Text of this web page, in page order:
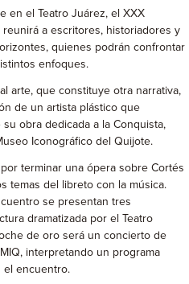
en el Teatro Juárez, el XXX
a escritores, historiadores y
quienes podrán confrontar
enfoques.
arte, que constituye otra narrativa,
de un artista plástico que
obra dedicada a la Conquista,
Iconográfico del Quijote.
terminar una ópera sobre Cortés
temas del libreto con la música.
se presentan tres
dramatizada por el Teatro
de oro será un concierto de
interpretando un programa
el encuentro.